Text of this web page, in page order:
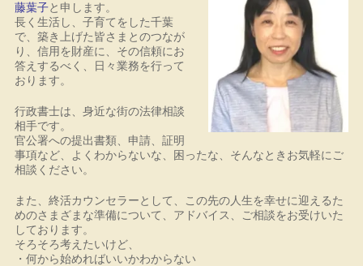
藤葉子と申します。
長く生活し、子育てをした千葉
で、築き上げた皆さまとのつなが
り、信用を財産に、その信頼にお
答えするべく、日々業務を行って
おります。
行政書士は、身近な街の法律相談
相手です。
官公署への提出書類、申請、証明
事項など、よくわからないな、困ったな、そんなときお気軽にご
相談ください。
また、終活カウンセラーとして、この先の人生を幸せに迎えるた
めのさまざまな準備について、アドバイス、ご相談をお受けいた
しております。
そろそろ考えたいけど、
・何から始めればいいかわからない